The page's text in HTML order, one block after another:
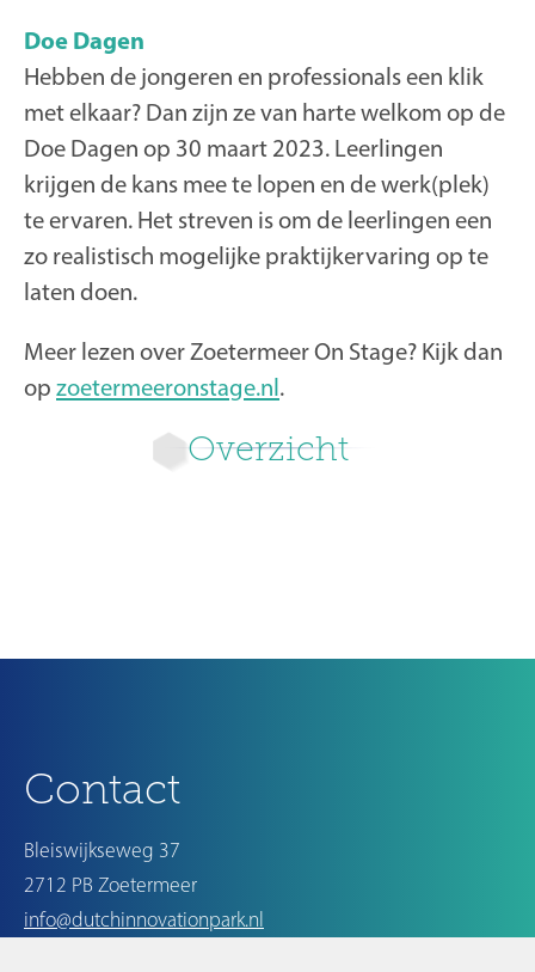
Overzicht
Doe Dagen
Hebben de jongeren en professionals een klik
met elkaar? Dan zijn ze van harte welkom op de
Doe Dagen op 30 maart 2023. Leerlingen
krijgen de kans mee te lopen en de werk(plek)
te ervaren. Het streven is om de leerlingen een
zo realistisch mogelijke praktijkervaring op te
laten doen.
Meer lezen over Zoetermeer On Stage? Kijk dan
op zoetermeeronstage.nl.
Contact
Bleiswijkseweg 37
2712 PB Zoetermeer
info@dutchinnovationpark.nl